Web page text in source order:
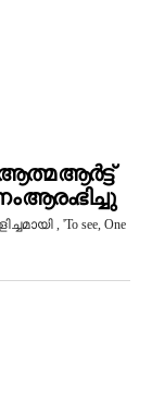
ആത്മ ആർട്ട്
ആരംഭിച്ചു
, 'To see, One